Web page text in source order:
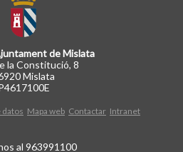
de Mislata
la Constitució, 8
Mislata
datos Mapa web Contactar Intranet
al 963991100